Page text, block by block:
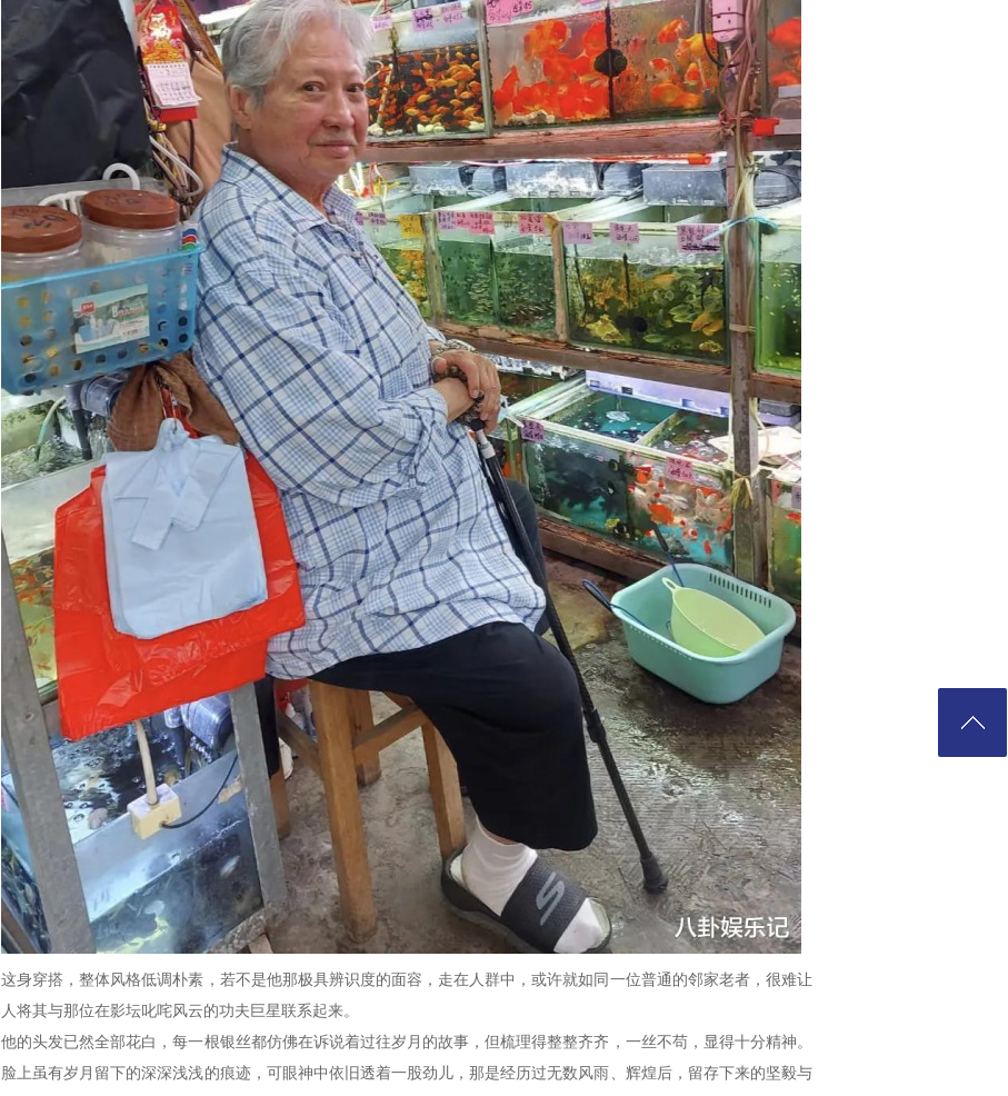
这身穿搭，整体风格低调朴素，若不是他那极具辨识度的面容，走在人群中，或许就如同一位普通的邻家老者，很难让
人将其与那位在影坛叱咤风云的功夫巨星联系起来。
他的头发已然全部花白，每一根银丝都仿佛在诉说着过往岁月的故事，但梳理得整整齐齐，一丝不苟，显得十分精神。
脸上虽有岁月留下的深深浅浅的痕迹，可眼神中依旧透着一股劲儿，那是经历过无数风雨、辉煌后，留存下来的坚毅与